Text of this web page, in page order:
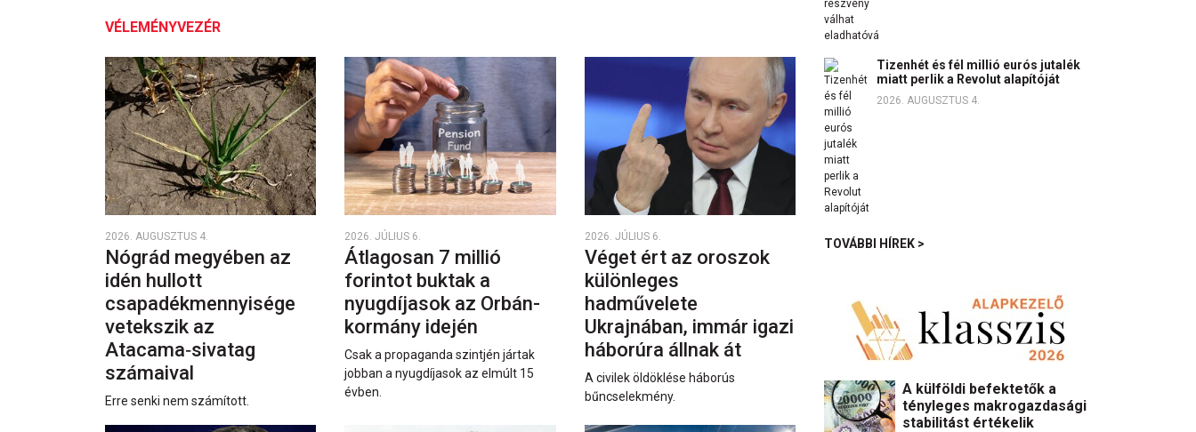
VÉLEMÉNYVEZÉR
2026. AUGUSZTUS 4.
Nógrád megyében az
idén hullott
csapadékmennyisége
vetekszik az
Atacama‑sivatag
számaival
Erre senki nem számított.
2026. JÚLIUS 6.
Átlagosan 7 millió
forintot buktak a
nyugdíjasok az Orbán-
kormány idején
Csak a propaganda szintjén jártak
jobban a nyugdíjasok az elmúlt 15
évben.
2026. JÚLIUS 6.
Véget ért az oroszok
különleges
hadművelete
Ukrajnában, immár igazi
háborúra állnak át
A civilek öldöklése háborús
bűncselekmény.
Tizenhét és fél millió eurós jutalék
miatt perlik a Revolut alapítóját
2026. AUGUSZTUS 4.
TOVÁBBI HÍREK >
A külföldi befektetők a
tényleges makrogazdasági
stabilitást értékelik